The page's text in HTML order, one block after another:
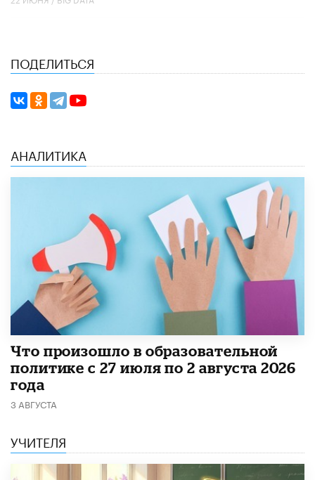
ПОДЕЛИТЬСЯ
АНАЛИТИКА
​Что произошло в образовательной
политике с 27 июля по 2 августа 2026
года
3 АВГУСТА
УЧИТЕЛЯ